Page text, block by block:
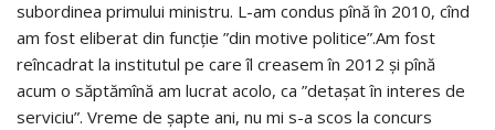
subordinea primului ministru. L-am condus pînă în 2010, cînd
am fost eliberat din funcție ”din motive politice”.Am fost
reîncadrat la institutul pe care îl creasem în 2012 și pînă
acum o săptămînă am lucrat acolo, ca ”detașat în interes de
serviciu”. Vreme de șapte ani, nu mi s-a scos la concurs